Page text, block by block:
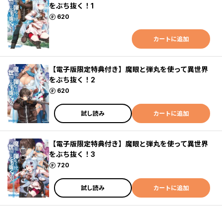
をぶち抜く！1
620
ポイント
カートに追加
【電子版限定特典付き】魔眼と弾丸を使って異世界
をぶち抜く！2
620
ポイント
試し読み カートに追加
【電子版限定特典付き】魔眼と弾丸を使って異世界
をぶち抜く！3
720
ポイント
試し読み カートに追加